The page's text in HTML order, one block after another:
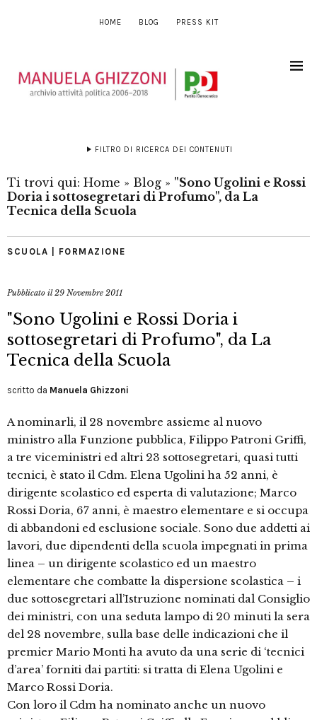
HOME BLOG PRESS KIT
FILTRO DI RICERCA DEI CONTENUTI
Ti trovi qui: Home » Blog » "Sono Ugolini e Rossi
Doria i sottosegretari di Profumo", da La
Tecnica della Scuola
SCUOLA | FORMAZIONE
Pubblicato il29 Novembre 2011
"Sono Ugolini e Rossi Doria i
sottosegretari di Profumo", da La
Tecnica della Scuola
scritto da Manuela Ghizzoni
A nominarli, il 28 novembre assieme al nuovo
ministro alla Funzione pubblica, Filippo Patroni Griffi,
a tre viceministri ed altri 23 sottosegretari, quasi tutti
tecnici, è stato il Cdm. Elena Ugolini ha 52 anni, è
dirigente scolastico ed esperta di valutazione; Marco
Rossi Doria, 67 anni, è maestro elementare e si occupa
di abbandoni ed esclusione sociale. Sono due addetti ai
lavori, due dipendenti della scuola impegnati in prima
linea – un dirigente scolastico ed un maestro
elementare che combatte la dispersione scolastica – i
due sottosegretari all’Istruzione nominati dal Consiglio
dei ministri, con una seduta lampo di 20 minuti la sera
del 28 novembre, sulla base delle indicazioni che il
premier Mario Monti ha avuto da una serie di ‘tecnici
d’area’ forniti dai partiti: si tratta di Elena Ugolini e
Marco Rossi Doria.
Con loro il Cdm ha nominato anche un nuovo